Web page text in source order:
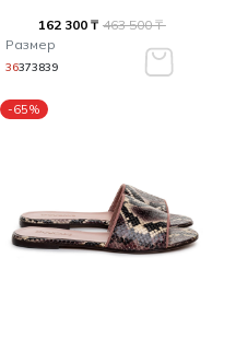
162 300 ₸ 463 500 ₸
Размер
36373839
-65%